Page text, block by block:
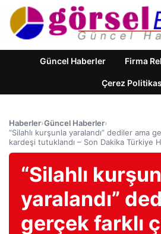
Güncel Haberler Firma
Çerez
Haberler›Güncel Haberler›
“Silahlı kurşunla yaralandı” dediler ama
kardeşi tutuklandı – Son Dakika Türkiye
“Silahlı
yaralandı”
gerçek farklı